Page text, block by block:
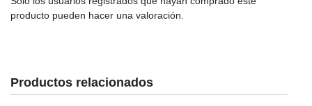
producto pueden hacer una valoración.
Productos relacionados